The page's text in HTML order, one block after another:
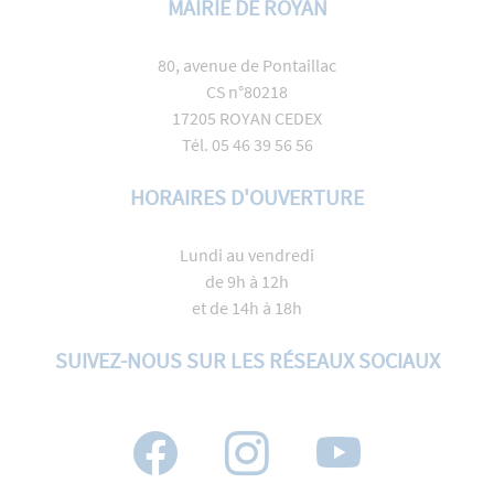
MAIRIE DE ROYAN
80, avenue de Pontaillac
CS n°80218
17205 ROYAN CEDEX
Tél. 05 46 39 56 56
HORAIRES D'OUVERTURE
Lundi au vendredi
de 9h à 12h
et de 14h à 18h
SUIVEZ-NOUS SUR LES RÉSEAUX SOCIAUX